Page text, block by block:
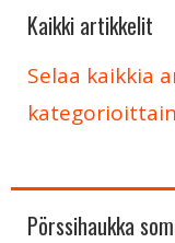
Kaikki artikkelit
Selaa kaikkia
Pörssihaukka